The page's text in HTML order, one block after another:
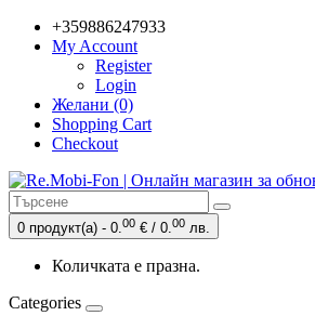
+359886247933
My Account
Register
Login
Желани (0)
Shopping Cart
Checkout
0 продукт(а) - 0.00 € / 0.00 лв.
Количката е празна.
Categories